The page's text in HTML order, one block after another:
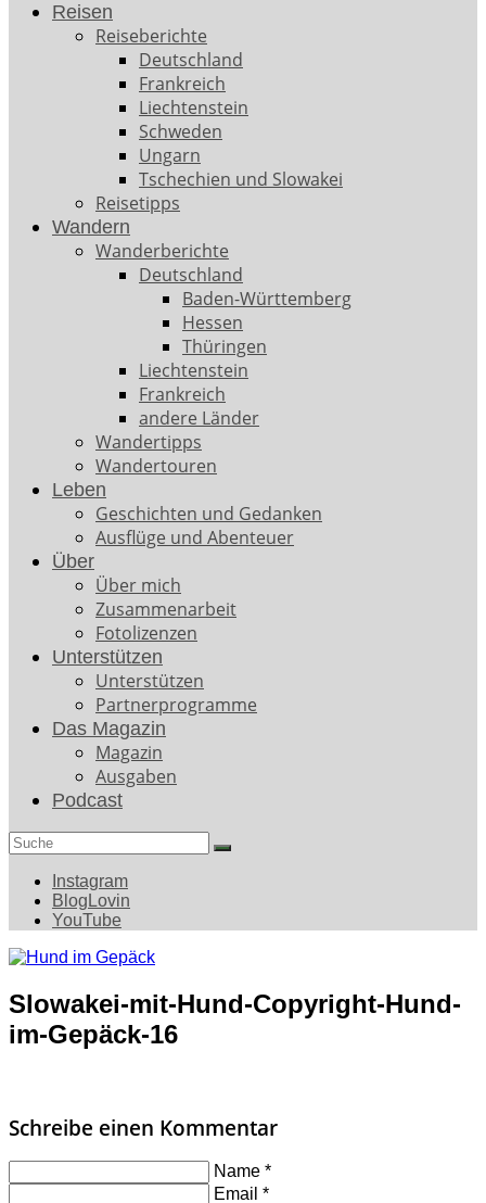
Reisen
Reiseberichte
Deutschland
Frankreich
Liechtenstein
Schweden
Ungarn
Tschechien und Slowakei
Reisetipps
Wandern
Wanderberichte
Deutschland
Baden-Württemberg
Hessen
Thüringen
Liechtenstein
Frankreich
andere Länder
Wandertipps
Wandertouren
Leben
Geschichten und Gedanken
Ausflüge und Abenteuer
Über
Über mich
Zusammenarbeit
Fotolizenzen
Unterstützen
Unterstützen
Partnerprogramme
Das Magazin
Magazin
Ausgaben
Podcast
Search
Instagram
BlogLovin
YouTube
Slowakei-mit-Hund-Copyright-Hund-
im-Gepäck-16
Schreibe einen Kommentar
Name *
Email *